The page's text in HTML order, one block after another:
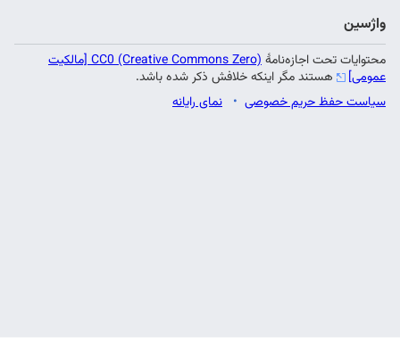
واژسین
محتوایات تحت اجازه‌نامهٔ
CC0 (Creative Commons Zero) [مالکیت
عمومی]
هستند مگر اینکه خلافش ذکر شده باشد.
سیاست حفظ حریم خصوصی
نمای رایانه